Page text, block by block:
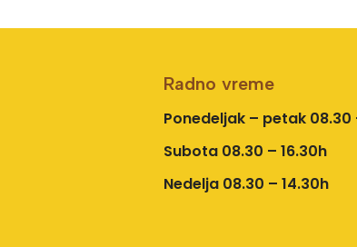
Radno vreme
Ponedeljak – petak 08.30
Subota 08.30 – 16.30h
Nedelja 08.30 – 14.30h